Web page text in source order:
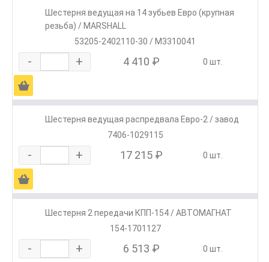
Шестерня ведущая на 14 зубьев Евро (крупная
резьба) / MARSHALL
53205-2402110-30 / M3310041
- + 4 410 ₽ 0 шт.
Ä
Шестерня ведущая распредвала Евро-2 / завод
7406-1029115
- + 17 215 ₽ 0 шт.
Ä
Шестерня 2 передачи КПП-154 / АВТОМАГНАТ
154-1701127
- + 6 513 ₽ 0 шт.